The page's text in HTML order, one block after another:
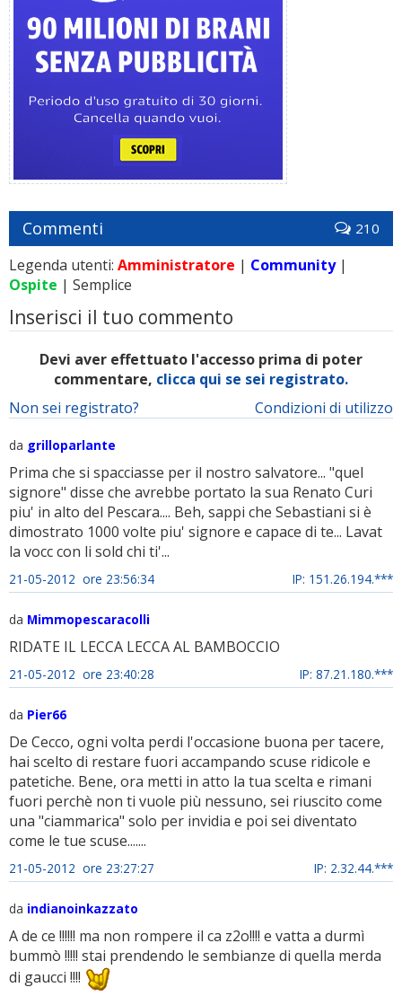
Commenti 210
Legenda utenti: Amministratore | Community|
Ospite | Semplice
Inserisci il tuo commento
Devi aver effettuato l'accesso prima di poter
commentare, clicca qui se sei registrato.
Condizioni di utilizzo
Non sei registrato?
da grilloparlante
Prima che si spacciasse per il nostro salvatore... "quel
signore" disse che avrebbe portato la sua Renato Curi
piu' in alto del Pescara.... Beh, sappi che Sebastiani si è
dimostrato 1000 volte piu' signore e capace di te... Lavat
la vocc con li sold chi ti'...
21-05-2012 ore 23:56:34 IP: 151.26.194.***
da Mimmopescaracolli
RIDATE IL LECCA LECCA AL BAMBOCCIO
21-05-2012 ore 23:40:28 IP: 87.21.180.***
da Pier66
De Cecco, ogni volta perdi l'occasione buona per tacere,
hai scelto di restare fuori accampando scuse ridicole e
patetiche. Bene, ora metti in atto la tua scelta e rimani
fuori perchè non ti vuole più nessuno, sei riuscito come
una "ciammarica" solo per invidia e poi sei diventato
come le tue scuse.......
21-05-2012 ore 23:27:27 IP: 2.32.44.***
da indianoinkazzato
A de ce !!!!!! ma non rompere il ca z2o!!!! e vatta a durmì
bummò !!!!! stai prendendo le sembianze di quella merda
di gaucci !!!!